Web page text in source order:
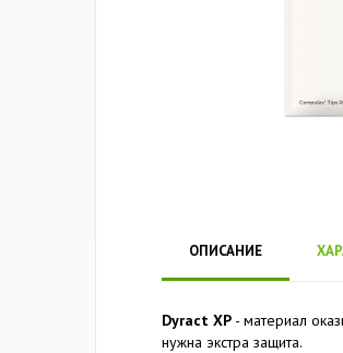
ОПИСАНИЕ
Dyract XP - материал
нужна экстра защита.